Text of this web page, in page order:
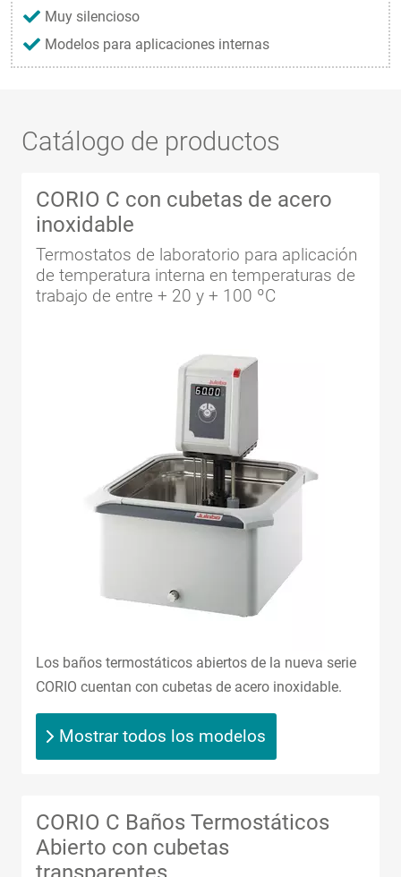
Muy silencioso
Modelos para aplicaciones internas
Catálogo de productos
CORIO C con cubetas de acero
inoxidable
Termostatos de laboratorio para aplicación
de temperatura interna en temperaturas de
trabajo de entre + 20 y + 100 ºC
Los baños termostáticos abiertos de la nueva serie
CORIO cuentan con cubetas de acero inoxidable.
Mostrar todos los modelos
CORIO C Baños Termostáticos
Abierto con cubetas